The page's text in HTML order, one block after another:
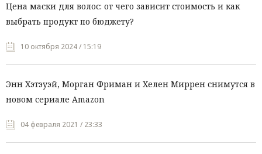
Цена маски для волос: от чего зависит стоимость и как
выбрать продукт по бюджету?
10 октября 2024 / 15:19
Энн Хэтэуэй, Морган Фриман и Хелен Миррен снимутся в
новом сериале Amazon
04 февраля 2021 / 23:33